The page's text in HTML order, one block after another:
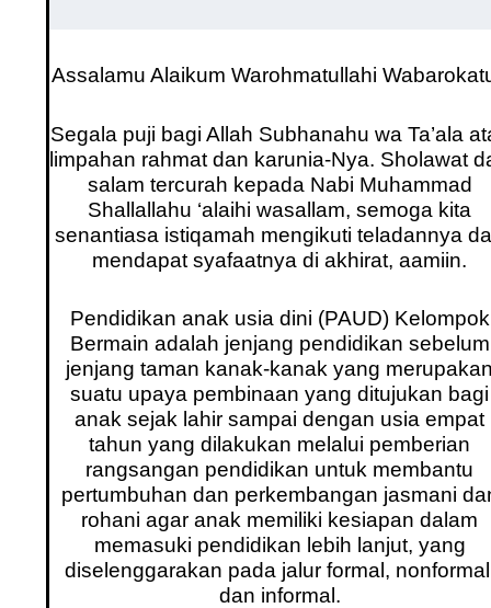
Assalamu Alaikum Warohmatullahi
Segala puji bagi Allah Subhanahu wa Ta’ala
limpahan rahmat dan karunia-Nya. Sholawat
salam tercurah kepada Nabi Muhammad
Shallallahu ‘alaihi wasallam, semoga kita
senantiasa istiqamah mengikuti teladannya
mendapat syafaatnya di akhirat, aamiin.
Pendidikan anak usia dini (PAUD) Kelompok
Bermain adalah jenjang pendidikan sebelum
jenjang taman kanak-kanak yang
suatu upaya pembinaan yang ditujukan bagi
anak sejak lahir sampai dengan usia empat
tahun yang dilakukan melalui pemberian
rangsangan pendidikan untuk membantu
pertumbuhan dan perkembangan jasmani
rohani agar anak memiliki kesiapan dalam
memasuki pendidikan lebih lanjut, yang
diselenggarakan pada jalur formal,
dan informal.